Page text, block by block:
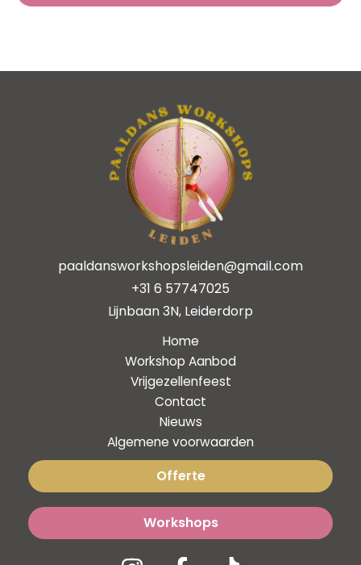
paaldansworkshopsleiden@gmail.com
+31 6 57747025
Lijnbaan 3N, Leiderdorp
Home
Workshop Aanbod
Vrijgezellenfeest
Contact
Nieuws
Algemene voorwaarden
Offerte
Workshops